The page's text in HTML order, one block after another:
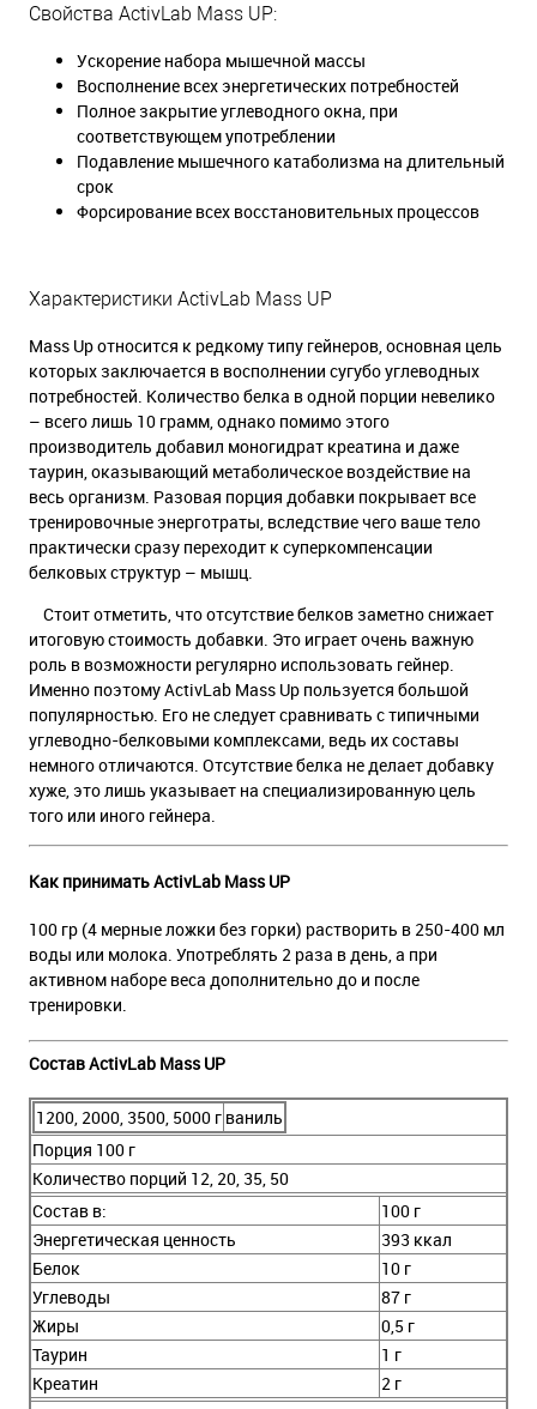
Свойства ActivLab Mass UP:
Ускорение набора мышечной массы
Восполнение всех энергетических потребностей
Полное закрытие углеводного окна, при
соответствующем употреблении
Подавление мышечного катаболизма на длительный
срок
Форсирование всех восстановительных процессов
Характеристики ActivLab Mass UP
Mass Up относится к редкому типу гейнеров, основная цель
которых заключается в восполнении сугубо углеводных
потребностей. Количество белка в одной порции невелико
– всего лишь 10 грамм, однако помимо этого
производитель добавил моногидрат креатина и даже
таурин, оказывающий метаболическое воздействие на
весь организм. Разовая порция добавки покрывает все
тренировочные энерготраты, вследствие чего ваше тело
практически сразу переходит к суперкомпенсации
белковых структур – мышц.
Стоит отметить, что отсутствие белков заметно снижает
итоговую стоимость добавки. Это играет очень важную
роль в возможности регулярно использовать гейнер.
Именно поэтому ActivLab Mass Up пользуется большой
популярностью. Его не следует сравнивать с типичными
углеводно-белковыми комплексами, ведь их составы
немного отличаются. Отсутствие белка не делает добавку
хуже, это лишь указывает на специализированную цель
того или иного гейнера.
Как принимать ActivLab Mass UP
100 гр (4 мерные ложки без горки) растворить в 250-400 мл
воды или молока. Употреблять 2 раза в день, а при
активном наборе веса дополнительно до и после
тренировки.
Состав ActivLab Mass UP
1200, 2000, 3500, 5000 г ваниль
Порция 100 г
Количество порций 12, 20, 35, 50
Состав в:
100 г
Энергетическая ценность
393 ккал
Белок
10 г
Углеводы
87 г
Жиры
0,5 г
Таурин
1 г
Креатин
2 г